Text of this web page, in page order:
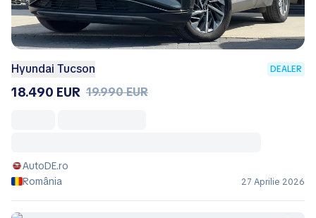
Hyundai Tucson DEALER
18.490 EUR 19.990 EUR
AutoDE.ro
România
27 Aprilie 2026